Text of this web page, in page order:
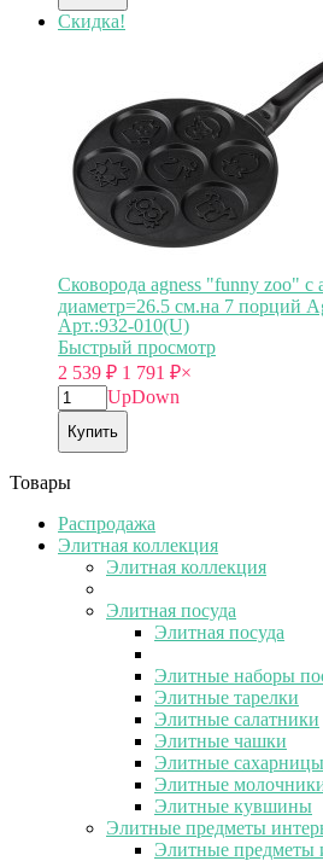
Скидка!
Сковорода agness "funny zoo"
диаметр=26.5 см.на 7 порций
Арт.:932-010(U)
Быстрый просмотр
2 539 ₽ 1 791 ₽×
UpDown
Купить
Товары
Распродажа
Элитная коллекция
Элитная коллекция
Элитная посуда
Элитная посуда
Элитные наборы
Элитные тарелки
Элитные салатники
Элитные чашки
Элитные сахарницы
Элитные
Элитные кувшины
Элитные предметы
Элитные предметы